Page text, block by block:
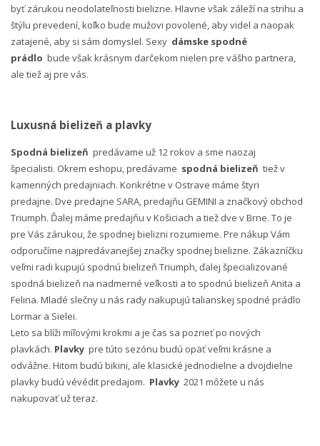
byť zárukou neodolateľnosti bielizne. Hlavne však záleží na strihu a
štýlu prevedení, koľko bude mužovi povolené, aby videl a naopak
zatajené, aby si sám domyslel. Sexy dámske spodné
prádlo bude však krásnym darčekom nielen pre vášho partnera,
ale tiež aj pre vás.
Luxusná bielizeň a plavky
Spodná bielizeň predávame už 12 rokov a sme naozaj
špecialisti. Okrem eshopu, predávame spodná bielizeň tiež v
kamenných predajniach. Konkrétne v Ostrave máme štyri
predajne. Dve predajne SARA, predajňu GEMINI a značkový obchod
Triumph. Ďalej máme predajňu v Košiciach a tiež dve v Brne. To je
pre Vás zárukou, že spodnej bielizni rozumieme. Pre nákup Vám
odporučíme najpredávanejšej značky spodnej bielizne. Zákazníčku
veľmi radi kupujú spodnú bielizeň Triumph, ďalej špecializované
spodná bielizeň na nadmerné veľkosti a to spodnú bielizeň Anita a
Felina. Mladé slečny u nás rady nakupujú talianskej spodné prádlo
Lormar a Sielei.
Leto sa blíži míľovými krokmi a je čas sa pozrieť po nových
plavkách. Plavky pre túto sezónu budú opäť veľmi krásne a
odvážne. Hitom budú bikini, ale klasické jednodielne a dvojdielne
plavky budú vévédit predajom. Plavky 2021 môžete u nás
nakupovať už teraz.